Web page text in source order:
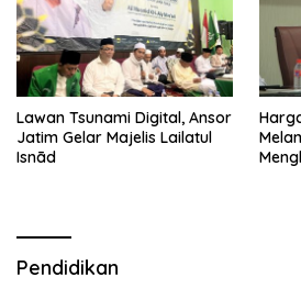
Lawan Tsunami Digital, Ansor
Jatim Gelar Majelis Lailatul
Isnād
Pendidikan